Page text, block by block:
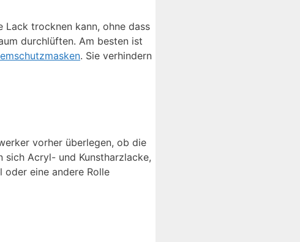
Lack trocknen kann, ohne dass
durchlüften. Am besten ist
. Sie verhindern
vorher überlegen, ob die
Acryl- und Kunstharzlacke,
oder eine andere Rolle